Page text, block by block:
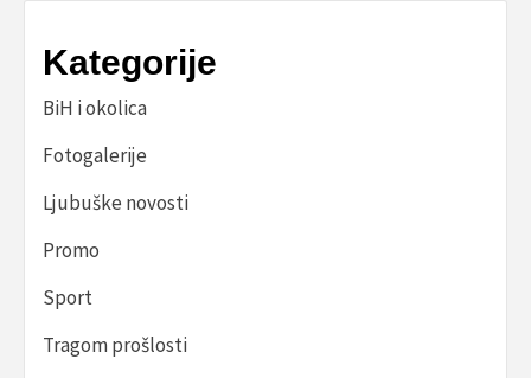
Kategorije
BiH i okolica
Fotogalerije
Ljubuške novosti
Promo
Sport
Tragom prošlosti